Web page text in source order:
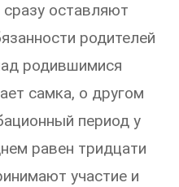
оставляют
родителей
родившимися
самка, о другом
период у
равен тридцати
участие и